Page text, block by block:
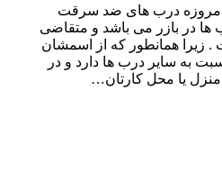
درب های ضد سرقت
در بازر می باشد و متقاضی
. زیرا همانطور که از اسمشان
به سایر درب ها دارد و در
یا محل کارتان…